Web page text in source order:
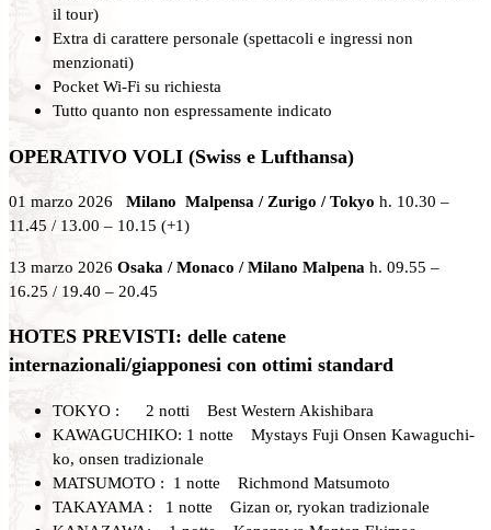
il tour)
Extra di carattere personale (spettacoli e ingressi non
menzionati)
Pocket Wi-Fi su richiesta
Tutto quanto non espressamente indicato
OPERATIVO VOLI (Swiss e Lufthansa)
01 marzo 2026 Milano Malpensa / Zurigo / Tokyo h. 10.30 –
11.45 / 13.00 – 10.15 (+1)
13 marzo 2026 Osaka / Monaco / Milano Malpena h. 09.55 –
16.25 / 19.40 – 20.45
HOTES PREVISTI: delle catene
internazionali/giapponesi con ottimi standard
TOKYO : 2 notti Best Western Akishibara
KAWAGUCHIKO: 1 notte Mystays Fuji Onsen Kawaguchi-
ko, onsen tradizionale
MATSUMOTO : 1 notte Richmond Matsumoto
TAKAYAMA : 1 notte Gizan or, ryokan tradizionale